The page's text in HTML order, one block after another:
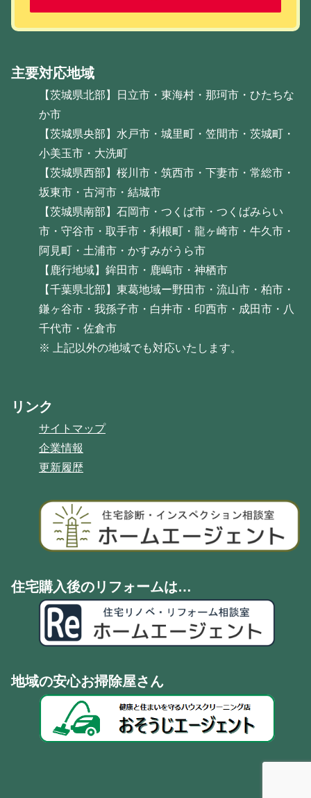
主要対応地域
【茨城県北部】日立市・東海村・那珂市・ひたちな
か市
【茨城県央部】水戸市・城里町・笠間市・茨城町・
小美玉市・大洗町
【茨城県西部】桜川市・筑西市・下妻市・常総市・
坂東市・古河市・結城市
【茨城県南部】石岡市・つくば市・つくばみらい
市・守谷市・取手市・利根町・龍ヶ崎市・牛久市・
阿見町・土浦市・かすみがうら市
【鹿行地域】鉾田市・鹿嶋市・神栖市
【千葉県北部】東葛地域ー野田市・流山市・柏市・
鎌ヶ谷市・我孫子市・白井市・印西市・成田市・八
千代市・佐倉市
※ 上記以外の地域でも対応いたします。
リンク
サイトマップ
企業情報
更新履歴
住宅購入後のリフォームは…
地域の安心お掃除屋さん